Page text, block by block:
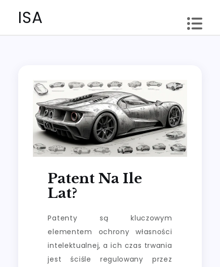
ISA
Patent Na Ile
Lat?
Patenty są kluczowym
elementem ochrony własności
intelektualnej, a ich czas trwania
jest ściśle regulowany przez